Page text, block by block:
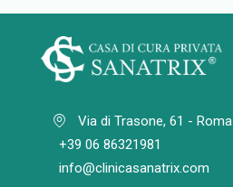
Via di Trasone, 61 - Roma
+39 06 86321981
info@clinicasanatrix.com